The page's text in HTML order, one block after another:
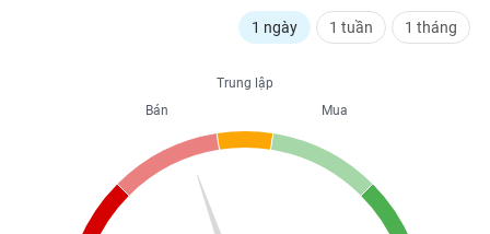
1 ngày 1 tuần 1 tháng
Trung lập
Mua
Bán